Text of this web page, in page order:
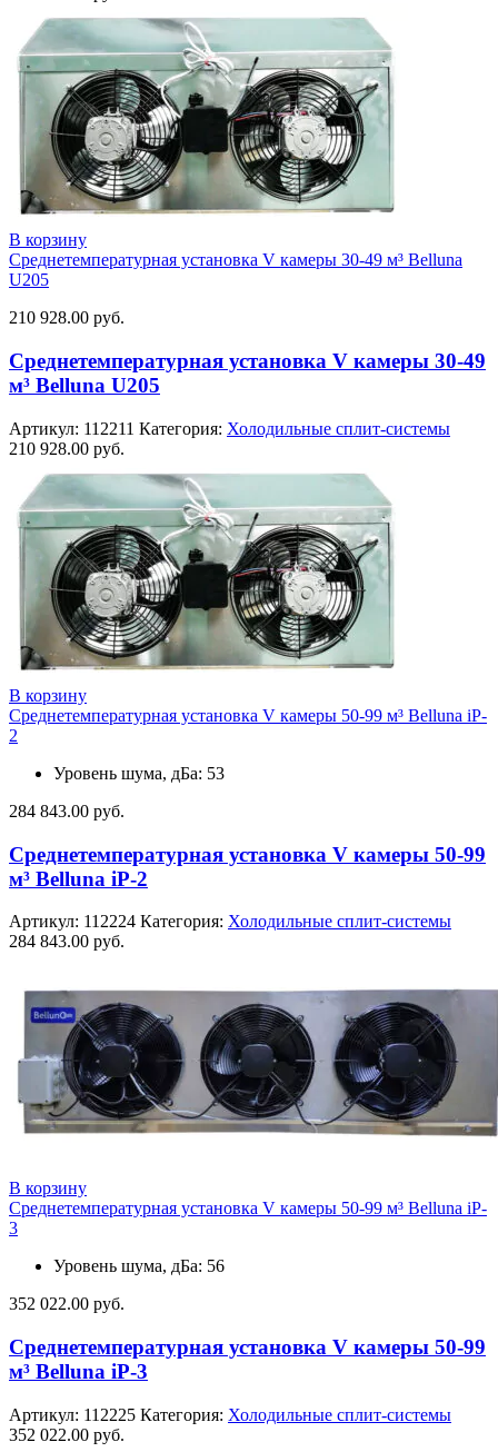
В корзину
Среднетемпературная установка V камеры 30-49 м³ Belluna
U205
210 928.00 руб.
Среднетемпературная установка V камеры 30-49
м³ Belluna U205
Артикул: 112211 Категория: Холодильные сплит-системы
210 928.00 руб.
В корзину
Среднетемпературная установка V камеры 50-99 м³ Belluna iP-
2
Уровень шума, дБа: 53
284 843.00 руб.
Среднетемпературная установка V камеры 50-99
м³ Belluna iP-2
Артикул: 112224 Категория: Холодильные сплит-системы
284 843.00 руб.
В корзину
Среднетемпературная установка V камеры 50-99 м³ Belluna iP-
3
Уровень шума, дБа: 56
352 022.00 руб.
Среднетемпературная установка V камеры 50-99
м³ Belluna iP-3
Артикул: 112225 Категория: Холодильные сплит-системы
352 022.00 руб.